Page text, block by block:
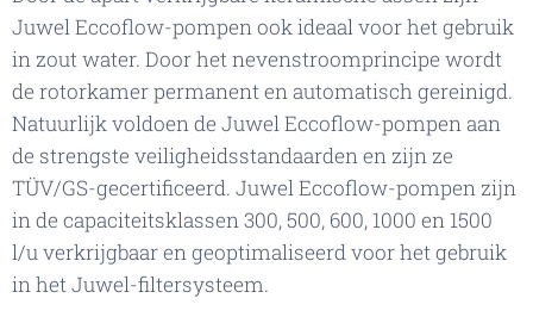
Juwel Eccoflow-pompen ook ideaal voor het gebruik
in zout water. Door het nevenstroomprincipe wordt
de rotorkamer permanent en automatisch gereinigd.
Natuurlijk voldoen de Juwel Eccoflow-pompen aan
de strengste veiligheidsstandaarden en zijn ze
TÜV/GS-gecertificeerd. Juwel Eccoflow-pompen zijn
in de capaciteitsklassen 300, 500, 600, 1000 en 1500
l/u verkrijgbaar en geoptimaliseerd voor het gebruik
in het Juwel-filtersysteem.